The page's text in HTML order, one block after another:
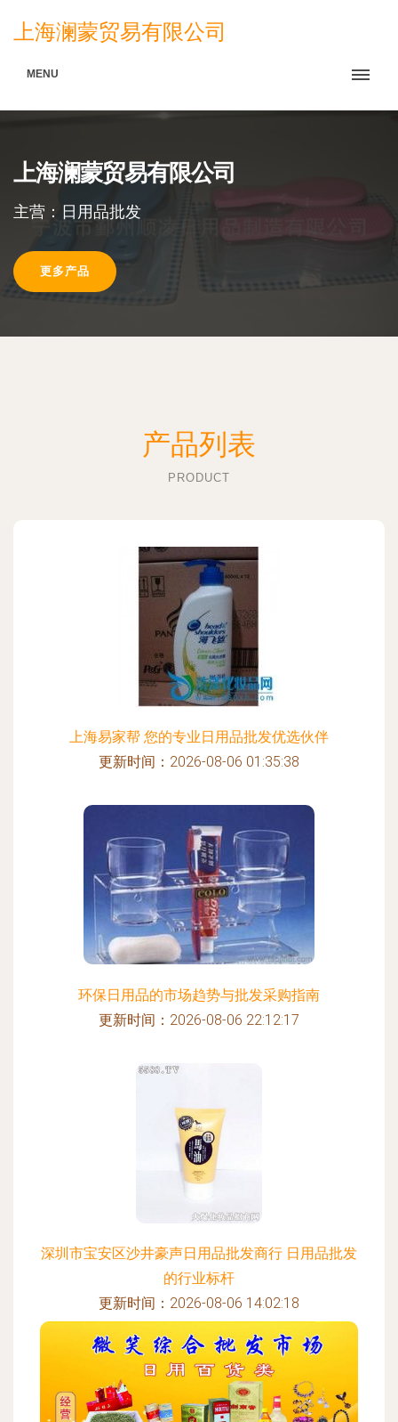
上海澜蒙贸易有限公司
MENU
上海澜蒙贸易有限公司
主营：日用品批发
更多产品
产品列表
PRODUCT
上海易家帮 您的专业日用品批发优选伙伴
更新时间：2026-08-06 01:35:38
环保日用品的市场趋势与批发采购指南
更新时间：2026-08-06 22:12:17
深圳市宝安区沙井豪声日用品批发商行 日用品批发
的行业标杆
更新时间：2026-08-06 14:02:18